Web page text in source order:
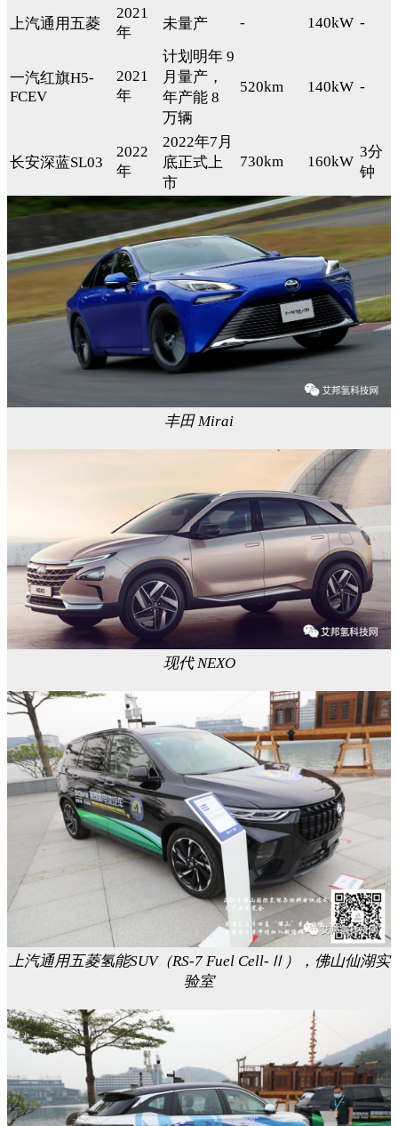
上汽通用五菱
2021
年
未量产 - 140kW -
一汽红旗H5-
FCEV
2021
年
计划明年 9
月量产，
年产能 8
万辆
520km 140kW -
长安深蓝SL03
2022
年
2022年7月
底正式上
市
730km 160kW
3分
钟
丰田 Mirai
现代 NEXO
上汽通用五菱氢能SUV（RS-7 Fuel Cell-Ⅱ），佛山仙湖实
验室